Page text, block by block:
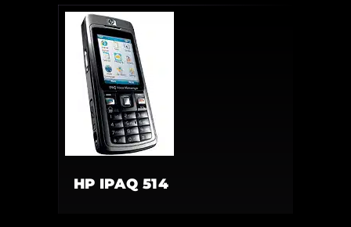
HP IPAQ 514